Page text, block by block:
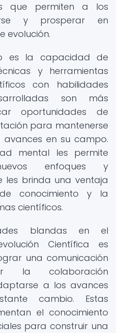
que permiten a los
y prosperar en
evolución.
es la capacidad de
y herramientas
con habilidades
son más
oportunidades de
para mantenerse
en su campo.
mental les permite
enfoques y
les brinda una ventaja
conocimiento y la
científicos.
blandas en el
Científica es
una comunicación
la colaboración
a los avances
cambio. Estas
el conocimiento
para construir una